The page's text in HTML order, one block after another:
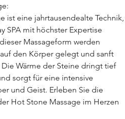
ist eine jahrtausendealte
SPA mit höchster Expertise
Massageform werden
den Körper gelegt und sanft
Wärme der Steine dringt tief
sorgt für eine intensive
und Geist. Erleben Sie die
Hot Stone Massage im Herzen